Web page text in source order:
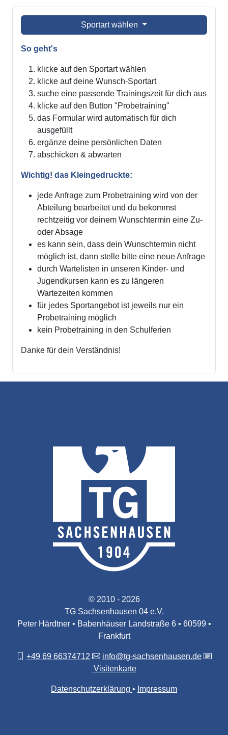
Sportart wählen
So geht's
klicke auf den Sportart wählen
klicke auf deine Wunsch-Sportart
suche eine passende Trainingszeit für dich aus
klicke auf den Button "Probetraining"
das Formular wird automatisch für dich
ausgefüllt
ergänze deine persönlichen Daten
abschicken & abwarten
Wichtig! das Kleingedruckte:
jede Anfrage zum Probetraining wird von der
Abteilung bearbeitet und du bekommst
rechtzeitig vor deinem Wunschtermin eine Zu-
oder Absage
es kann sein, dass dein Wunschtermin nicht
möglich ist, dann stelle bitte eine neue Anfrage
durch Wartelisten in unseren Kinder- und
Jugendkursen kann es zu längeren
Wartezeiten kommen
für jedes Sportangebot ist jeweils nur ein
Probetraining möglich
kein Probetraining in den Schulferien
Danke für dein Verständnis!
© 2010 - 2026
TG Sachsenhausen 04 e.V.
Peter Härdtner • Babenhäuser Landstraße 6 • 60599 •
Frankfurt
+49 69 66374712
info@tg-sachsenhausen.de
Visitenkarte
Datenschutzerklärung Impressum